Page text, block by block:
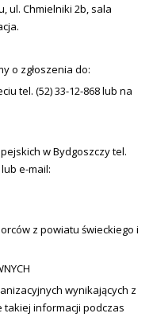
ul. Chmielniki 2b, sala
o zgłoszenia do:
tel. (52) 33-12-868 lub na
w Bydgoszczy tel.
lub e-mail:
z powiatu świeckiego i
wynikających z
takiej informacji podczas